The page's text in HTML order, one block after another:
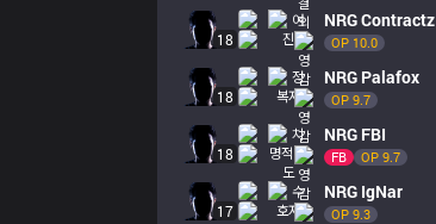
18
NRGContractz
OP 10.0
18
NRG Palafox
OP 9.7
18
NRG FBI
FB OP 9.7
17
NRG IgNar
OP 9.3